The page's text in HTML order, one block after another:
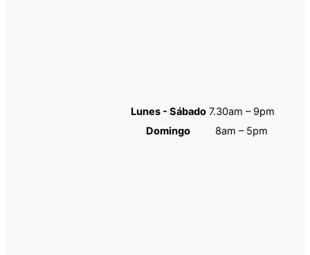
Lunes - Sábado 7.30am – 9pm
Domingo
8am – 5pm